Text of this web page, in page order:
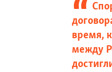
время,
между